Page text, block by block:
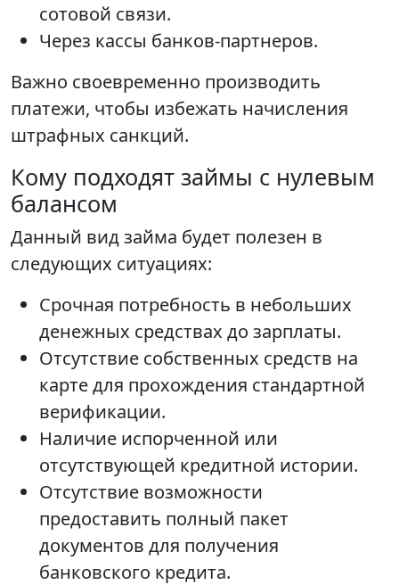
сотовой связи.
Через кассы банков-партнеров.
Важно своевременно производить
платежи, чтобы избежать начисления
штрафных санкций.
Кому подходят займы с нулевым
балансом
Данный вид займа будет полезен в
следующих ситуациях:
Срочная потребность в небольших
денежных средствах до зарплаты.
Отсутствие собственных средств на
карте для прохождения стандартной
верификации.
Наличие испорченной или
отсутствующей кредитной истории.
Отсутствие возможности
предоставить полный пакет
документов для получения
банковского кредита.